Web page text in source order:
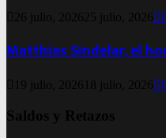
26 julio, 2026 25 julio, 2026
Matthias Sindelar, el
19 julio, 2026 18 julio, 2026
Saldos y Retazos